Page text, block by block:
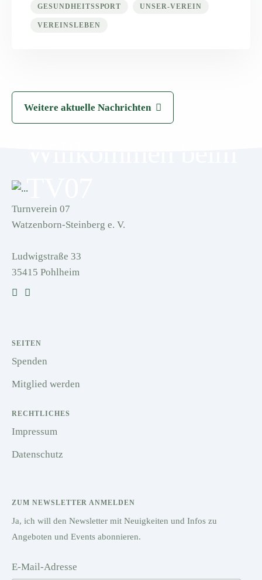
TV07
GESUNDHEITSSPORT UNSER-VEREIN
VEREINSLEBEN
Weitere aktuelle Nachrichten
Turnverein 07
Watzenborn-Steinberg e. V.
Ludwigstraße 33
35415 Pohlheim
SEITEN
Spenden
Mitglied werden
RECHTLICHES
Impressum
Datenschutz
ZUM NEWSLETTER ANMELDEN
Ja, ich will den Newsletter mit Neuigkeiten und Infos zu
Angeboten und Events abonnieren.
E-Mail-Adresse